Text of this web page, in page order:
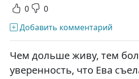
0 0
Добавить комментарий
Чем дольше живу, тем
уверенность, что Ева